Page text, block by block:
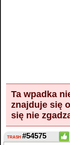
Ta wpadka
znajduje się
się nie
TRASH #54575